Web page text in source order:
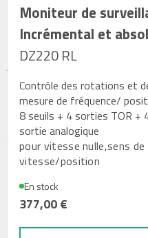
Moniteur de
Incrémental et
DZ220 RL
Contrôle des rotations et
mesure de fréquence/
8 seuils + 4 sorties TOR +
sortie analogique
pour vitesse nulle,sens
vitesse/position
En stock
377,00 €